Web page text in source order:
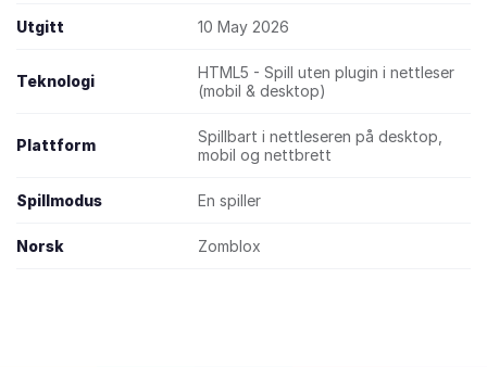
Utgitt 10 May 2026
Teknologi
HTML5 - Spill uten plugin i nettleser
(mobil & desktop)
Plattform
Spillbart i nettleseren på desktop,
mobil og nettbrett
Spillmodus En spiller
Norsk Zomblox